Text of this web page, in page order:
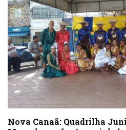
Nova Canaã: Quadrilha